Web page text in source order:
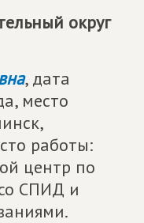
округ
, дата
место
работы:
центр по
СПИД и